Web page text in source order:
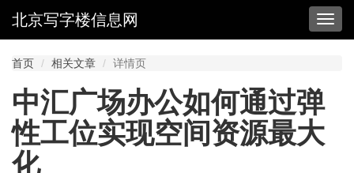
切
北京写字楼信息网
首页 相关文章 详情页
中汇广场办公如何通过弹
性工位实现空间资源最大
化